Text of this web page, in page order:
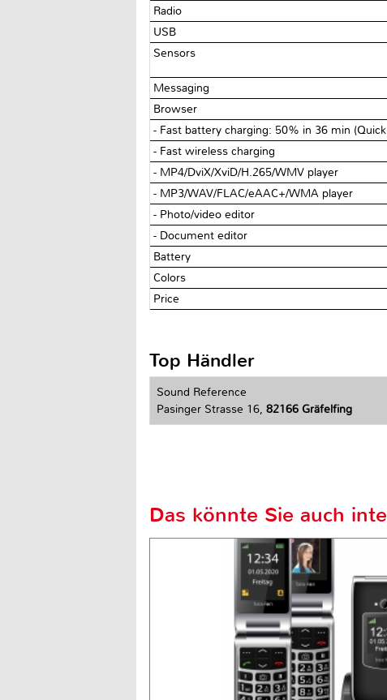
Radio
USB
Sensors
Messaging
Browser
- Fast battery charging: 50% in 36 min
- Fast wireless charging
- MP4/DviX/XviD/H.265/WMV player
- MP3/WAV/FLAC/eAAC+/WMA player
- Photo/video editor
- Document editor
Battery
Colors
Price
Top Händler
Sound Reference
Pasinger Strasse 16, 82166 Gräfelfing
Das könnte Sie auch